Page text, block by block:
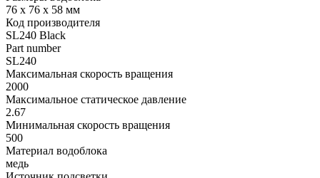
76 x 76 x 58 мм
Код производителя
SL240 Black
Part number
SL240
Максимальная скорость вращения
2000
Максимальное статическое давление
2.67
Минимальная скорость вращения
500
Материал водоблока
медь